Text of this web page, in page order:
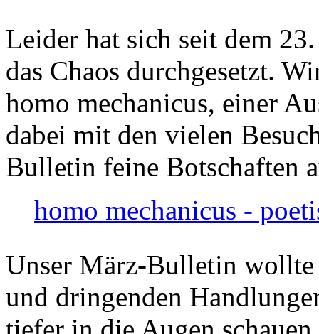
Leider hat sich seit dem
das Chaos durchgesetzt.
homo mechanicus, einer
dabei mit den vielen
Bulletin feine Botschaften
homo mechanicus -
Unser März-Bulletin
und dringenden